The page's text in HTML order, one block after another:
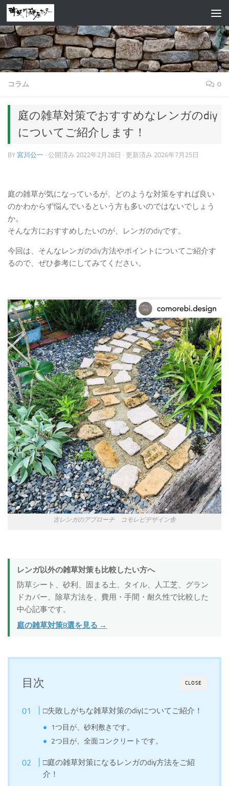
コンテンツへスキップ
コラム 0
庭の雑草対策でおすすめなレンガのdiy
についてご紹介します！
BY 宮川公一 · 公開済み 2022年2月28日 · 更新済み 2026年7月25日
庭の雑草が気になっているが、どのような対策をすれば良い
のかわからず悩んでいるという方も多いのではないでしょう
か。
そんな方におすすめしたいのが、レンガのdiyです。
今回は、そんなレンガのdiy方法やポイントについてご紹介す
るので、ぜひ参考にしてみてください。
古レンガのアプローチ コモレビデザイン舎
レンガ以外の雑草対策も比較したい方へ
防草シート、砂利、固まる土、タイル、人工芝、グラン
ドカバー、除草方法を、費用・手間・耐久性で比較した
中心記事です。
庭の雑草対策8選を見る →
CLOSE
目次
□失敗しがちな雑草対策のdiyについてご紹介！
1つ目が、砂利敷きです。
2つ目が、全面コンクリートです。
□庭の雑草対策になるレンガのdiy方法をご紹
介！